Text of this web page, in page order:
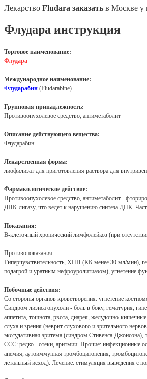
Лекарство Fludara заказать в Москве у
Флудара инструкция
Торговое наименование:
Флудара
Международное наименование:
Флударабин (Fludarabine)
Групповая принадлежность:
Противоопухолевое средство, антиметаболит
Описание действующего вещества:
Флударабин
Лекарственная форма:
лиофилизат для приготовления раствора для
Фармакологическое действие:
Противоопухолевое средство, антиметаболит -
ДНК-лигазу, что ведет к нарушению синтеза ДНК.
Показания:
B-клеточный хронический лимфолейкоз (при
Противопоказания:
Гиперчувствительность, ХПН (КК менее 30 мл/мин),
подагрой и уратным нефроуролитиазом), угнетение
Побочные действия:
Со стороны органов кроветворения: угнетение
Синдром лизиса опухоли - боль в боку, гематурия,
аппетита, тошнота, рвота, диарея, желудочно-
слуха и зрения (неврит слухового и зрительного
экссудативная эритема (синдром Стивенса-
ССС: редко - отеки, аритмии. Прочие: инфекционные
анемия, аутоиммунная тромбоцитопения,
летальный исход). Лечение: стимуляция выведения с